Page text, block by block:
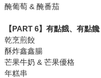
醃葡萄 & 醃番茄
【PART 6】有點餓、有點
乾烹煎餃
酥炸鑫鑫腸
芒果牛奶 & 芒果優格
年糕串